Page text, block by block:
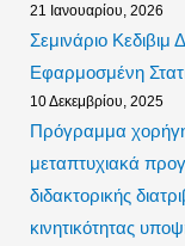
21 Ιανουαρίου, 2026
Σεμινάριο Κεδιβιμ
Εφαρμοσμένη
10 Δεκεμβρίου, 2025
Πρόγραμμα
μεταπτυχιακά
διδακτορικής
κινητικότητας